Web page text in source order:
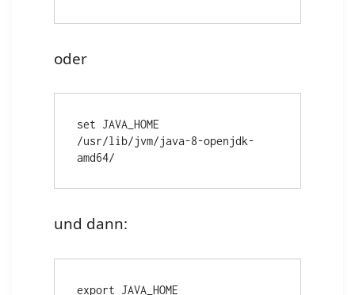
oder
set JAVA_HOME
/usr/lib/jvm/java-8-openjdk-
amd64/
und dann:
export JAVA_HOME